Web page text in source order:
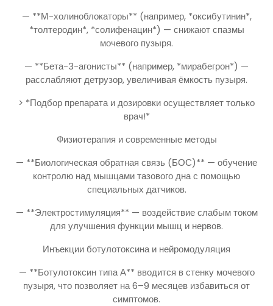
— **М-холиноблокаторы** (например, *оксибутинин*,
*толтеродин*, *солифенацин*) — снижают спазмы
мочевого пузыря.
— **Бета-3-агонисты** (например, *мирабегрон*) —
расслабляют детрузор, увеличивая ёмкость пузыря.
> *Подбор препарата и дозировки осуществляет только
врач!*
Физиотерапия и современные методы
— **Биологическая обратная связь (БОС)** — обучение
контролю над мышцами тазового дна с помощью
специальных датчиков.
— **Электростимуляция** — воздействие слабым током
для улучшения функции мышц и нервов.
Инъекции ботулотоксина и нейромодуляция
— **Ботулотоксин типа А** вводится в стенку мочевого
пузыря, что позволяет на 6–9 месяцев избавиться от
симптомов.